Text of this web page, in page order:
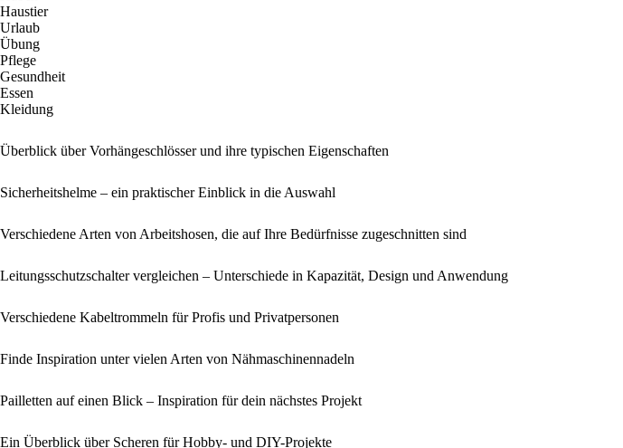
Haustier
Urlaub
Übung
Pflege
Gesundheit
Essen
Kleidung
Überblick über Vorhängeschlösser und ihre typischen Eigenschaften
Sicherheitshelme – ein praktischer Einblick in die Auswahl
Verschiedene Arten von Arbeitshosen, die auf Ihre Bedürfnisse zugeschnitten sind
Leitungsschutzschalter vergleichen – Unterschiede in Kapazität, Design und Anwendung
Verschiedene Kabeltrommeln für Profis und Privatpersonen
Finde Inspiration unter vielen Arten von Nähmaschinennadeln
Pailletten auf einen Blick – Inspiration für dein nächstes Projekt
Ein Überblick über Scheren für Hobby- und DIY-Projekte